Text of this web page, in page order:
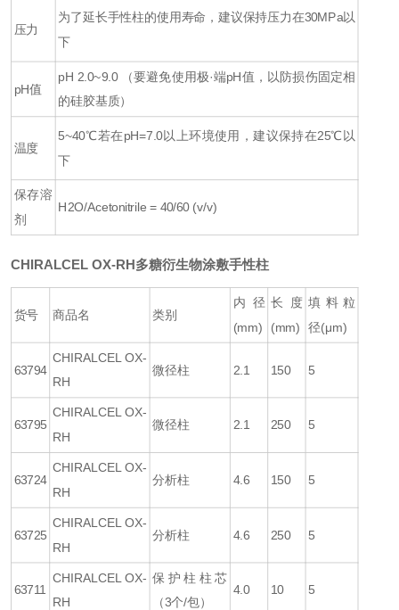
压力
为了延长手性柱的使用寿命，建议保持压力在30MPa以
下
pH值
pH 2.0~9.0 （要避免使用极·端pH值，以防损伤固定相
的硅胶基质）
温度
5~40℃若在pH=7.0以上环境使用，建议保持在25℃以
下
保存溶
剂
H2O/Acetonitrile = 40/60 (v/v)
CHIRALCEL OX-RH多糖衍生物涂敷手性柱
货号 商品名 类别
内径
(mm)
长度
(mm)
填料粒
径(μm)
63794
CHIRALCEL OX-
RH
微径柱 2.1 150 5
63795
CHIRALCEL OX-
RH
微径柱 2.1 250 5
63724
CHIRALCEL OX-
RH
分析柱 4.6 150 5
63725
CHIRALCEL OX-
RH
分析柱 4.6 250 5
63711
CHIRALCEL OX-
RH
保护柱柱芯
（3个/包）
4.0 10 5